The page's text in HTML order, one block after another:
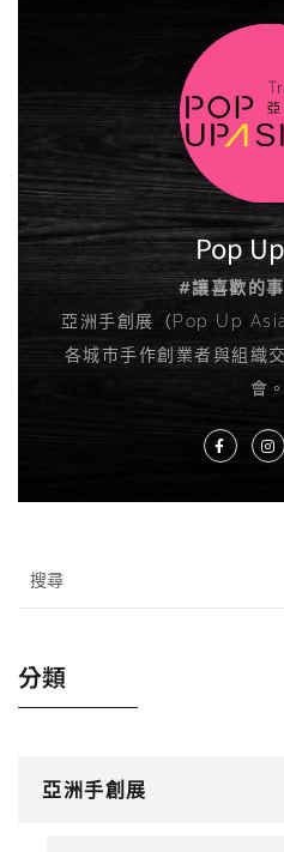
Pop
#讓喜歡的
亞洲手創展（Pop Up
各城市手作創業者與組織
會。
分類
亞洲手創展